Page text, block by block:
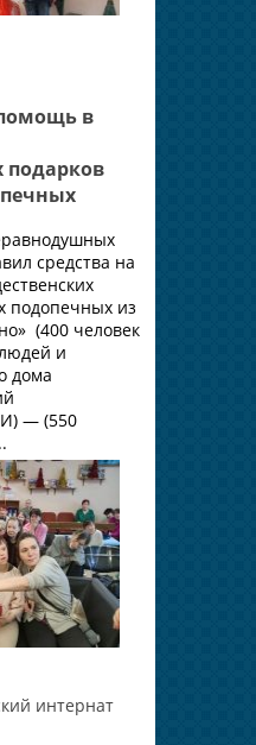
в
подарков
средства на
подопечных из
(400 человек
и
дома
— (550
интернат